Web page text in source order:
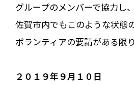
グループのメンバーで協力し
佐賀市内でもこのような状態
ボランティアの要請がある限
２０１９年９月１０日